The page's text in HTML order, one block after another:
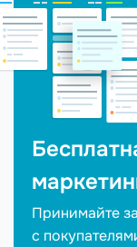
Принимайте
с